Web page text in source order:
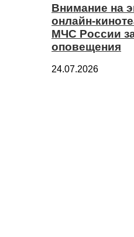
Внимание на
онлайн-
МЧС России
оповещения
24.07.2026